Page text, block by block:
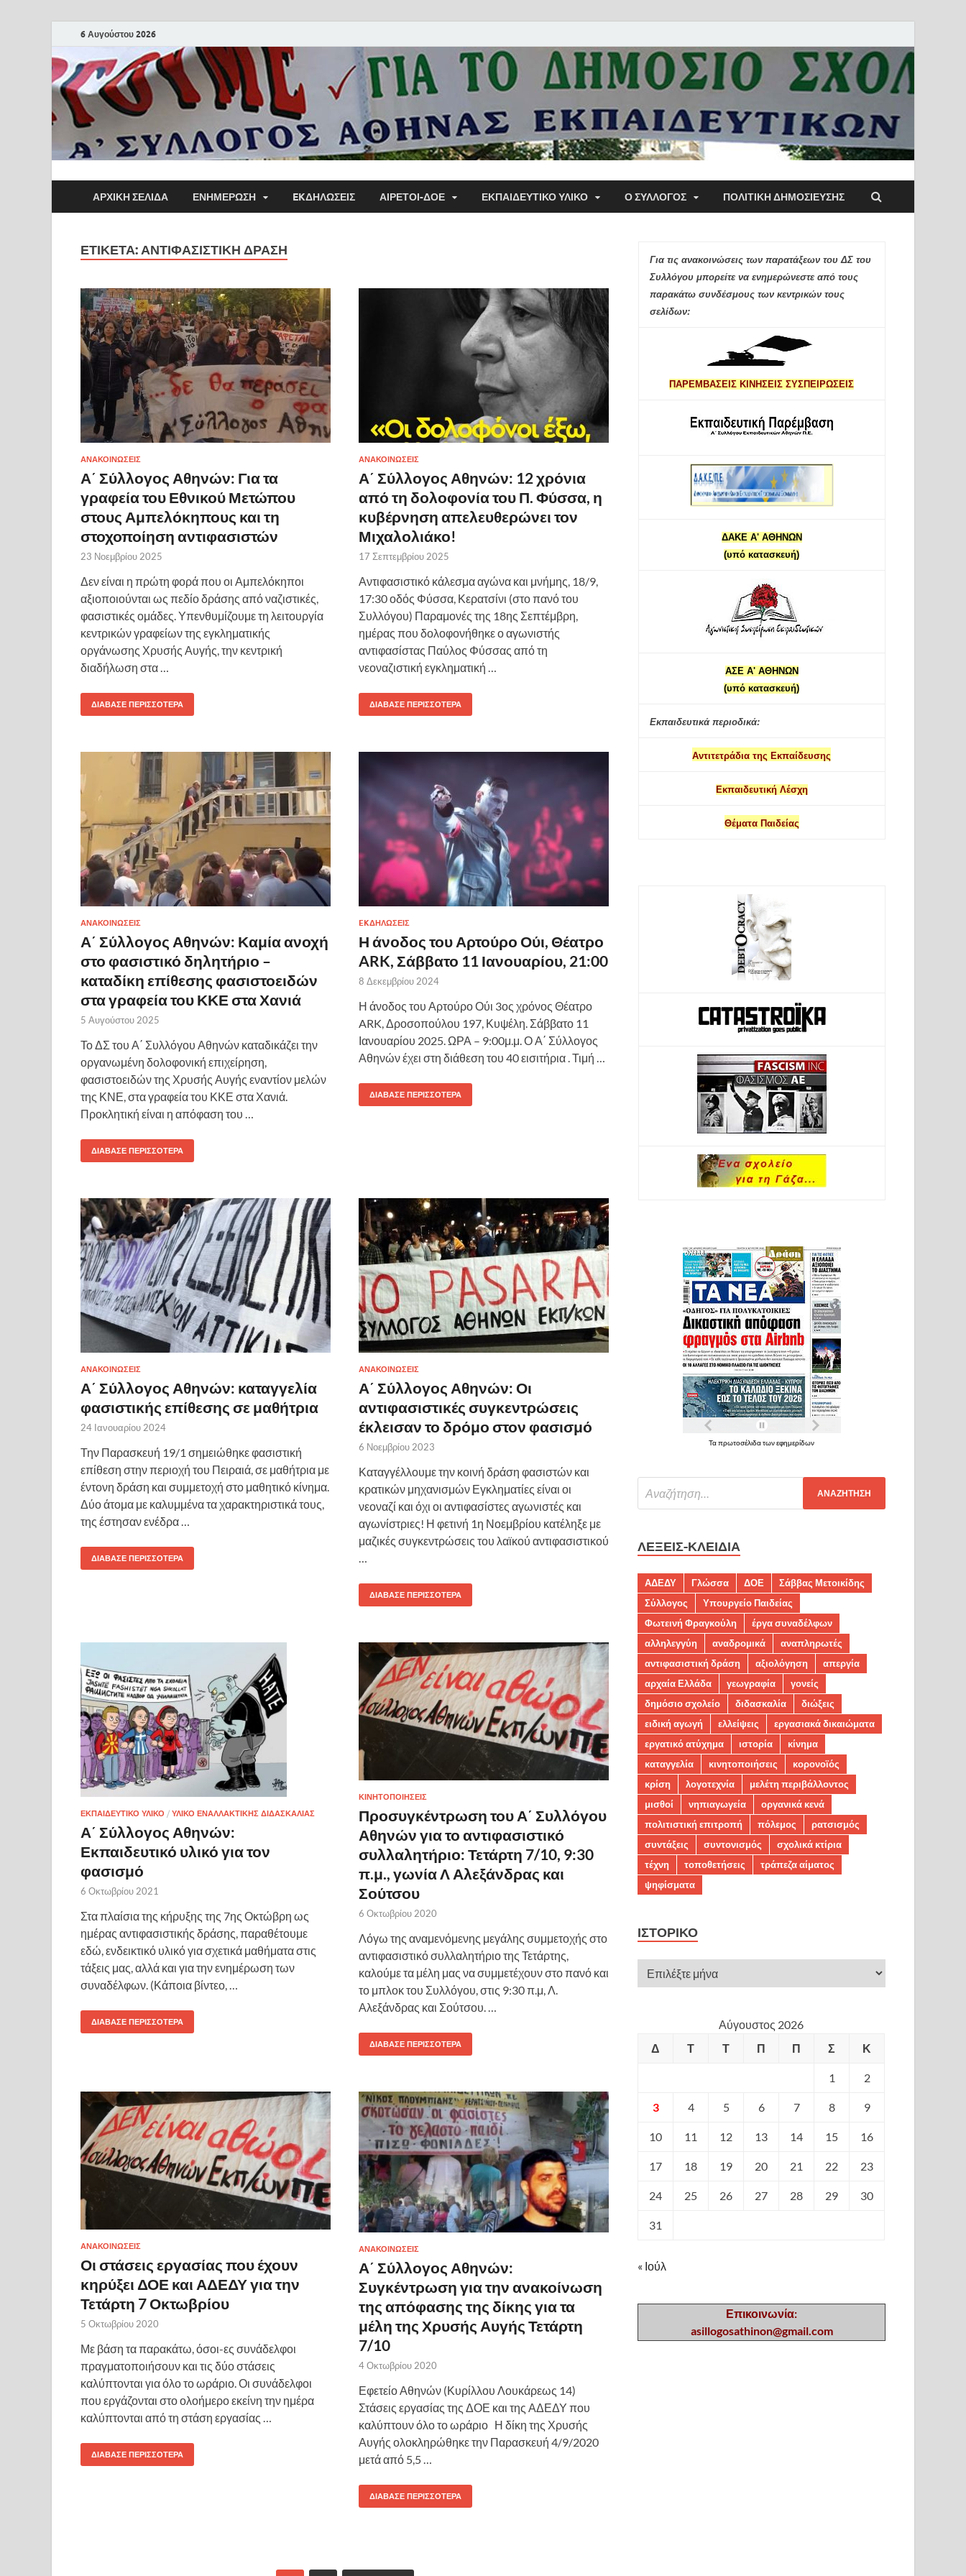
6 Αυγούστου 2026
Α΄ Σύλλογος Αθηνών
Εκπαιδευτικών Π.Ε.
ΑΡΧΙΚΗ ΣΕΛΙΔΑ ΕΝΗΜΕΡΩΣΗ EKΔΗΛΩΣΕΙΣ ΑΙΡΕΤΟΙ-ΔΟΕ ΕΚΠΑΙΔΕΥΤΙΚΌ ΥΛΙΚΌ Ο ΣΥΛΛΟΓΟΣ ΠΟΛΙΤΙΚΉ ΔΗΜΟΣΊΕΥΣΗΣ
ΕΤΙΚΈΤΑ: ΑΝΤΙΦΑΣΙΣΤΙΚΉ ΔΡΆΣΗ
ΑΝΑΚΟΙΝΩΣΕΙΣ
Α΄ Σύλλογος Αθηνών: Για τα
γραφεία του Εθνικού Μετώπου
στους Αμπελόκηπους και τη
στοχοποίηση αντιφασιστών
23 Νοεμβρίου 2025
Δεν είναι η πρώτη φορά που οι Αμπελόκηποι
αξιοποιούνται ως πεδίο δράσης από ναζιστικές,
φασιστικές ομάδες. Υπενθυμίζουμε τη λειτουργία
κεντρικών γραφείων της εγκληματικής
οργάνωσης Χρυσής Αυγής, την κεντρική
διαδήλωση στα …
ΔΙΆΒΑΣΕ ΠΕΡΙΣΣΌΤΕΡΑ
ΑΝΑΚΟΙΝΩΣΕΙΣ
Α΄ Σύλλογος Αθηνών: 12 χρόνια
από τη δολοφονία του Π. Φύσσα, η
κυβέρνηση απελευθερώνει τον
Μιχαλολιάκο!
17 Σεπτεμβρίου 2025
Αντιφασιστικό κάλεσμα αγώνα και μνήμης, 18/9,
17:30 οδός Φύσσα, Κερατσίνι (στο πανό του
Συλλόγου) Παραμονές της 18ης Σεπτέμβρη,
ημέρας που δολοφονήθηκε ο αγωνιστής
αντιφασίστας Παύλος Φύσσας από τη
νεοναζιστική εγκληματική …
ΔΙΆΒΑΣΕ ΠΕΡΙΣΣΌΤΕΡΑ
ΑΝΑΚΟΙΝΩΣΕΙΣ
Α΄ Σύλλογος Αθηνών: Καμία ανοχή
στο φασιστικό δηλητήριο –
καταδίκη επίθεσης φασιστοειδών
στα γραφεία του ΚΚΕ στα Χανιά
5 Αυγούστου 2025
Το ΔΣ του Α΄ Συλλόγου Αθηνών καταδικάζει την
οργανωμένη δολοφονική επιχείρηση,
φασιστοειδών της Χρυσής Αυγής εναντίον μελών
της ΚΝΕ, στα γραφεία του ΚΚΕ στα Χανιά.
Προκλητική είναι η απόφαση του …
ΔΙΆΒΑΣΕ ΠΕΡΙΣΣΌΤΕΡΑ
EKΔΗΛΩΣΕΙΣ
Η άνοδος του Αρτούρο Ούι, Θέατρο
ARK, Σάββατο 11 Ιανουαρίου, 21:00
8 Δεκεμβρίου 2024
Η άνοδος του Αρτούρο Ούι 3ος χρόνος Θέατρο
ARK, Δροσοπούλου 197, Κυψέλη. Σάββατο 11
Ιανουαρίου 2025. ΩΡΑ – 9:00μ.μ. Ο Α΄ Σύλλογος
Αθηνών έχει στη διάθεση του 40 εισιτήρια . Τιμή …
ΔΙΆΒΑΣΕ ΠΕΡΙΣΣΌΤΕΡΑ
ΑΝΑΚΟΙΝΩΣΕΙΣ
Α΄ Σύλλογος Αθηνών: καταγγελία
φασιστικής επίθεσης σε μαθήτρια
24 Ιανουαρίου 2024
Την Παρασκευή 19/1 σημειώθηκε φασιστική
επίθεση στην περιοχή του Πειραιά, σε μαθήτρια με
έντονη δράση και συμμετοχή στο μαθητικό κίνημα.
Δύο άτομα με καλυμμένα τα χαρακτηριστικά τους,
της έστησαν ενέδρα …
ΔΙΆΒΑΣΕ ΠΕΡΙΣΣΌΤΕΡΑ
ΑΝΑΚΟΙΝΩΣΕΙΣ
Α΄ Σύλλογος Αθηνών: Οι
αντιφασιστικές συγκεντρώσεις
έκλεισαν το δρόμο στον φασισμό
6 Νοεμβρίου 2023
Καταγγέλλουμε την κοινή δράση φασιστών και
κρατικών μηχανισμών Εγκληματίες είναι οι
νεοναζί και όχι οι αντιφασίστες αγωνιστές και
αγωνίστριες! Η φετινή 1η Νοεμβρίου κατέληξε με
μαζικές συγκεντρώσεις του λαϊκού αντιφασιστικού
ΔΙΆΒΑΣΕ ΠΕΡΙΣΣΌΤΕΡΑ
ΕΚΠΑΙΔΕΥΤΙΚΌ ΥΛΙΚΌ / ΥΛΙΚΌ ΕΝΑΛΛΑΚΤΙΚΉΣ ΔΙΔΑΣΚΑΛΊΑΣ
Α΄ Σύλλογος Αθηνών:
Εκπαιδευτικό υλικό για τον
φασισμό
6 Οκτωβρίου 2021
Στα πλαίσια της κήρυξης της 7ης Οκτώβρη ως
ημέρας αντιφασιστικής δράσης, παραθέτουμε
εδώ, ενδεικτικό υλικό για σχετικά μαθήματα στις
τάξεις μας, αλλά και για την ενημέρωση των
συναδέλφων. (Κάποια βίντεο, …
ΔΙΆΒΑΣΕ ΠΕΡΙΣΣΌΤΕΡΑ
ΚΙΝΗΤΟΠΟΙΗΣΕΙΣ
Προσυγκέντρωση του Α΄ Συλλόγου
Αθηνών για το αντιφασιστικό
συλλαλητήριο: Τετάρτη 7/10, 9:30
π.μ., γωνία Λ Αλεξάνδρας και
Σούτσου
6 Οκτωβρίου 2020
Λόγω της αναμενόμενης μεγάλης συμμετοχής στο
αντιφασιστικό συλλαλητήριο της Τετάρτης,
καλούμε τα μέλη μας να συμμετέχουν στο πανό και
το μπλοκ του Συλλόγου, στις 9:30 π.μ, Λ.
Αλεξάνδρας και Σούτσου. …
ΔΙΆΒΑΣΕ ΠΕΡΙΣΣΌΤΕΡΑ
ΑΝΑΚΟΙΝΩΣΕΙΣ
Οι στάσεις εργασίας που έχουν
κηρύξει ΔΟΕ και ΑΔΕΔΥ για την
Τετάρτη 7 Οκτωβρίου
5 Οκτωβρίου 2020
Με βάση τα παρακάτω, όσοι-ες συνάδελφοι
πραγματοποιήσουν και τις δύο στάσεις
καλύπτονται για όλο το ωράριο. Οι συνάδελφοι
που εργάζονται στο ολοήμερο εκείνη την ημέρα
καλύπτονται από τη στάση εργασίας …
ΔΙΆΒΑΣΕ ΠΕΡΙΣΣΌΤΕΡΑ
ΑΝΑΚΟΙΝΩΣΕΙΣ
Α΄ Σύλλογος Αθηνών:
Συγκέντρωση για την ανακοίνωση
της απόφασης της δίκης για τα
μέλη της Χρυσής Αυγής Τετάρτη
7/10
4 Οκτωβρίου 2020
Εφετείο Αθηνών (Κυρίλλου Λουκάρεως 14)
Στάσεις εργασίας της ΔΟΕ και της ΑΔΕΔΥ που
καλύπτουν όλο το ωράριο Η δίκη της Χρυσής
Αυγής ολοκληρώθηκε την Παρασκευή 4/9/2020
μετά από 5,5 …
ΔΙΆΒΑΣΕ ΠΕΡΙΣΣΌΤΕΡΑ
Για τις ανακοινώσεις των παρατάξεων του ΔΣ του
Συλλόγου μπορείτε να ενημερώνεστε από τους
παρακάτω συνδέσμους των κεντρικών τους
σελίδων:
ΠΑΡΕΜΒΑΣΕΙΣ ΚΙΝΗΣΕΙΣ ΣΥΣΠΕΙΡΩΣΕΙΣ
ΔΑΚΕ Α' ΑΘΗΝΩΝ
(υπό κατασκευή)
ΑΣΕ Α' ΑΘΗΝΩΝ
(υπό κατασκευή)
Εκπαιδευτικά περιοδικά:
Αντιτετράδια της Εκπαίδευσης
Εκπαιδευτική Λέσχη
Θέματα Παιδείας
Τα πρωτοσέλιδα των εφημερίδων
ΛΈΞΕΙΣ-ΚΛΕΙΔΙΆ
ΑΔΕΔΥ Γλώσσα ΔΟΕ
Σάββας Μετοικίδης
Σύλλογος
Υπουργείο Παιδείας
Φωτεινή Φραγκούλη
έργα συναδέλφων
αλληλεγγύη
αναδρομικά
αναπληρωτές
αντιφασιστική δράση
αξιολόγηση
απεργία
αρχαία Ελλάδα
γεωγραφία
γονείς
δημόσιο σχολείο
διδασκαλία
διώξεις
ειδική αγωγή
ελλείψεις
εργασιακά δικαιώματα
εργατικό ατύχημα
ιστορία
κίνημα
καταγγελία
κινητοποιήσεις
κορονοϊός
κρίση
λογοτεχνία
μελέτη περιβάλλοντος
μισθοί
νηπιαγωγεία
οργανικά κενά
πολιτιστική επιτροπή
πόλεμος
ρατσισμός
συντάξεις
συντονισμός
σχολικά κτίρια
τέχνη
τοποθετήσεις
τράπεζα αίματος
ψηφίσματα
ΙΣΤΟΡΙΚΌ
Αύγουστος 2026
Δ
Τ Τ Π Π Σ Κ
1 2
3 4 5 6 7 8 9
10 11 12 13 14 15 16
17 18 19 20 21 22 23
24 25 26 27 28 29 30
31
« Ιούλ
Επικοινωνία:
asillogosathinon@gmail.com